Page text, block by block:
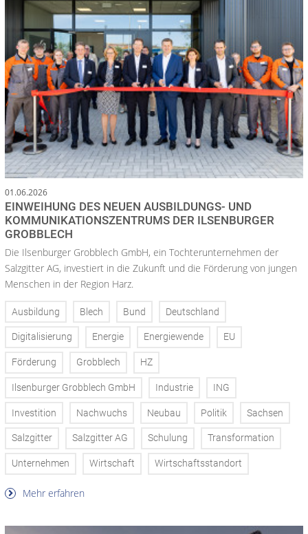
01.06.2026
EINWEIHUNG DES NEUEN AUSBILDUNGS- UND
KOMMUNIKATIONSZENTRUMS DER ILSENBURGER
GROBBLECH
Die Ilsenburger Grobblech GmbH, ein Tochterunternehmen der
Salzgitter AG, investiert in die Zukunft und die Förderung von jungen
Menschen in der Region Harz.
Ausbildung Blech Bund Deutschland
Digitalisierung Energie Energiewende EU
Förderung Grobblech HZ
Ilsenburger Grobblech GmbH Industrie ING
Investition Nachwuchs Neubau Politik Sachsen
Salzgitter Salzgitter AG Schulung Transformation
Unternehmen Wirtschaft Wirtschaftsstandort
Mehr erfahren